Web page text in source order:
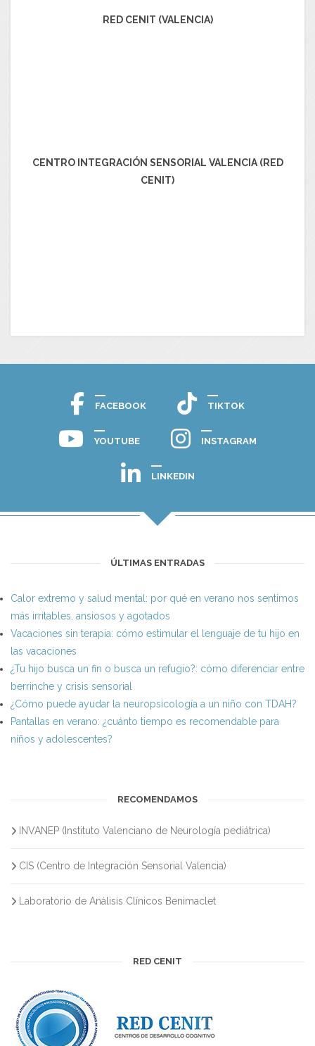
RED CENIT (VALENCIA)
CENTRO INTEGRACIÓN SENSORIAL VALENCIA (RED
CENIT)
FACEBOOK TIKTOK
YOUTUBE INSTAGRAM
LINKEDIN
ÚLTIMAS ENTRADAS
Calor extremo y salud mental: por qué en verano nos sentimos
más irritables, ansiosos y agotados
Vacaciones sin terapia: cómo estimular el lenguaje de tu hijo en
las vacaciones
¿Tu hijo busca un fin o busca un refugio?: cómo diferenciar entre
berrinche y crisis sensorial
¿Cómo puede ayudar la neuropsicología a un niño con TDAH?
Pantallas en verano: ¿cuánto tiempo es recomendable para
niños y adolescentes?
RECOMENDAMOS
INVANEP (Instituto Valenciano de Neurología pediátrica)
CIS (Centro de Integración Sensorial Valencia)
Laboratorio de Análisis Clínicos Benimaclet
RED CENIT